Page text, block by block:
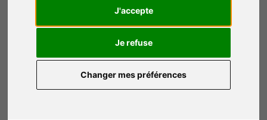
J'accepte
Je refuse
Changer mes préférences